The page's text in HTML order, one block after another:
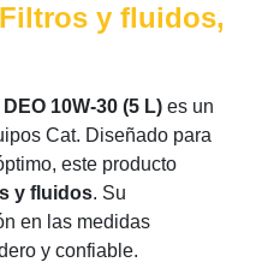
Filtros y fluidos,
10W-30 (5 L) es un
Cat. Diseñado para
este producto
y fluidos. Su
en las medidas
y confiable.